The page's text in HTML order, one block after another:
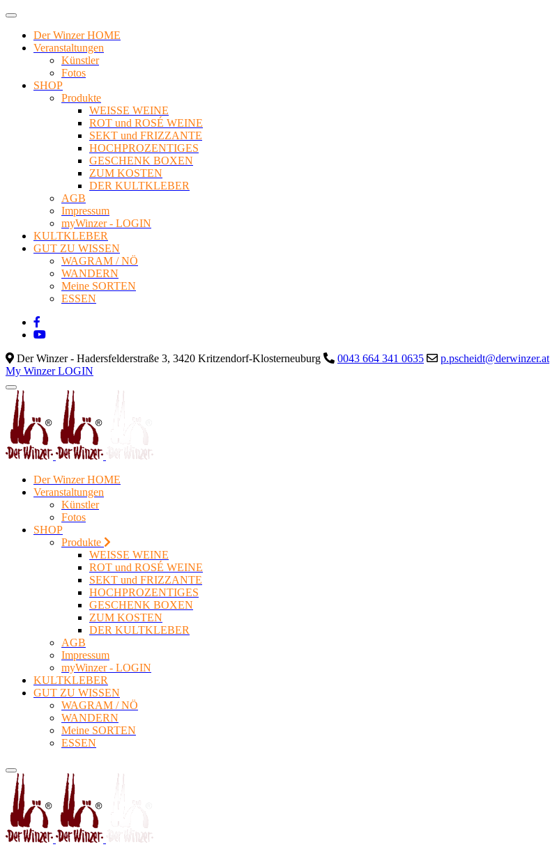
Der Winzer HOME
Veranstaltungen
Künstler
Fotos
SHOP
Produkte
WEISSE WEINE
ROT und ROSÉ WEINE
SEKT und FRIZZANTE
HOCHPROZENTIGES
GESCHENK BOXEN
ZUM KOSTEN
DER KULTKLEBER
AGB
Impressum
myWinzer - LOGIN
KULTKLEBER
GUT ZU WISSEN
WAGRAM / NÖ
WANDERN
Meine SORTEN
ESSEN
Der Winzer - Hadersfelderstraße 3, 3420 Kritzendorf-Klosterneuburg 0043 664 341 0635
p.pscheidt@derwinzer.at
My Winzer LOGIN
Der Winzer HOME
Veranstaltungen
Künstler
Fotos
SHOP
Produkte
WEISSE WEINE
ROT und ROSÉ WEINE
SEKT und FRIZZANTE
HOCHPROZENTIGES
GESCHENK BOXEN
ZUM KOSTEN
DER KULTKLEBER
AGB
Impressum
myWinzer - LOGIN
KULTKLEBER
GUT ZU WISSEN
WAGRAM / NÖ
WANDERN
Meine SORTEN
ESSEN